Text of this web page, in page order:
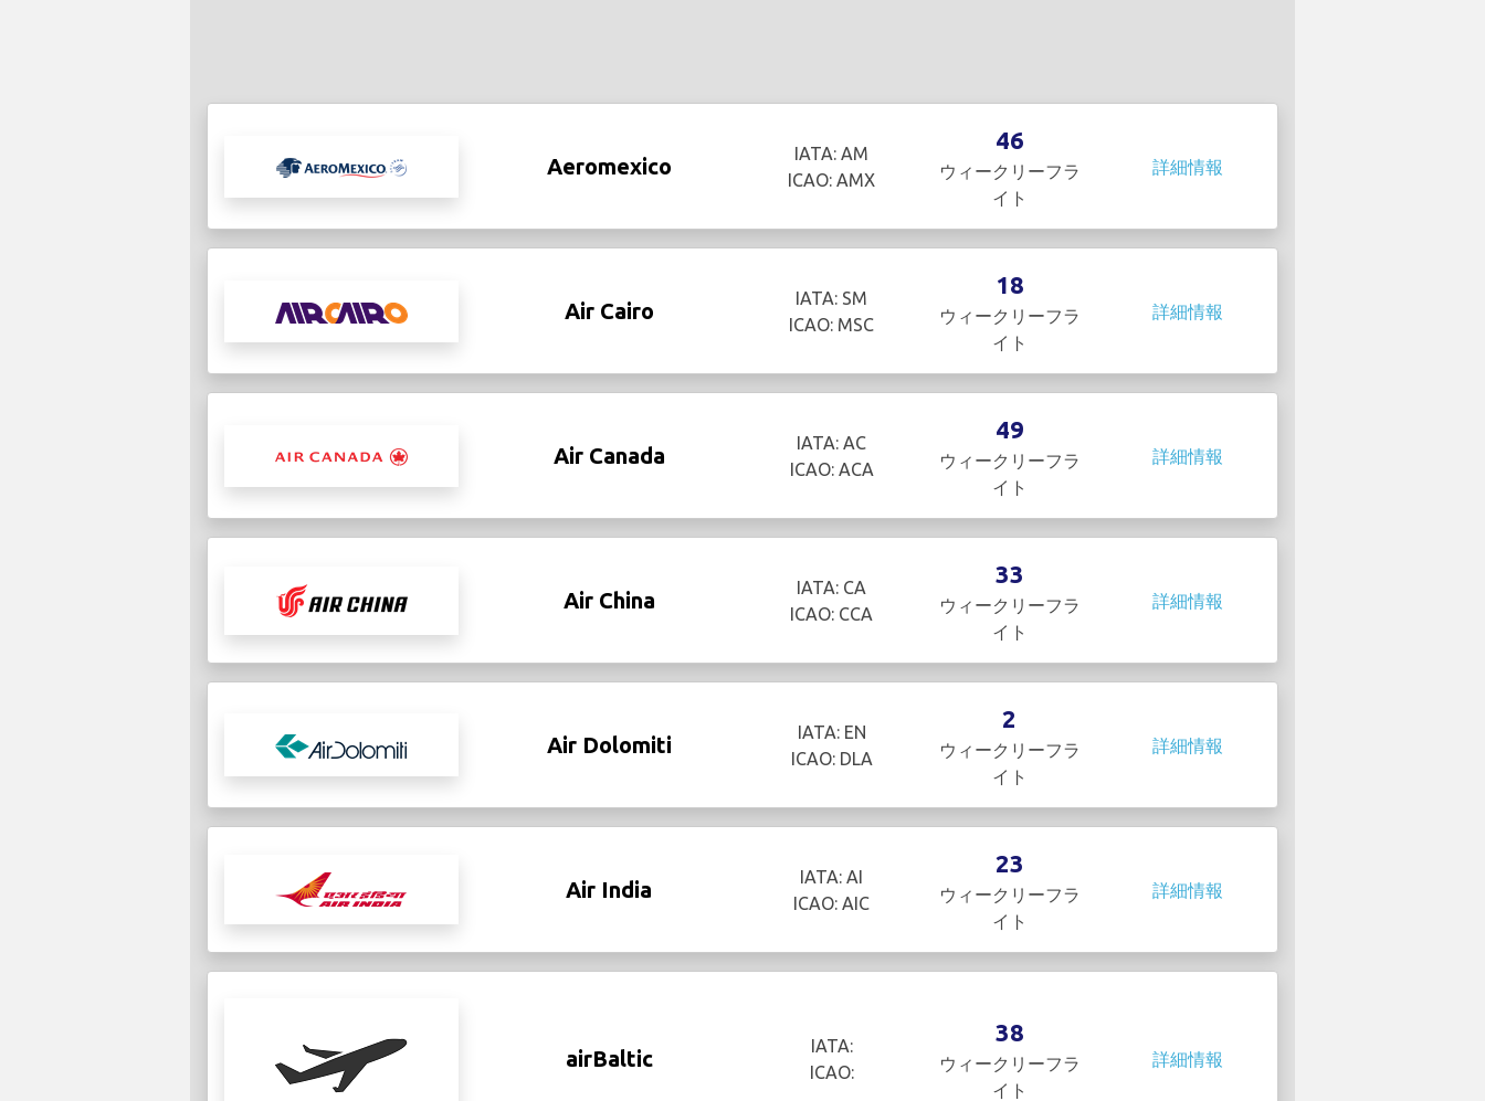
Aeromexico
IATA: AM
ICAO: AMX
46
ウィークリーフラ
イト
詳細情報
Air Cairo
IATA: SM
ICAO: MSC
18
ウィークリーフラ
イト
詳細情報
Air Canada
IATA: AC
ICAO: ACA
49
ウィークリーフラ
イト
詳細情報
Air China
IATA: CA
ICAO: CCA
33
ウィークリーフラ
イト
詳細情報
Air Dolomiti
IATA: EN
ICAO: DLA
2
ウィークリーフラ
イト
詳細情報
Air India
IATA: AI
ICAO: AIC
23
ウィークリーフラ
イト
詳細情報
airBaltic
IATA:
ICAO:
38
ウィークリーフラ
イト
詳細情報